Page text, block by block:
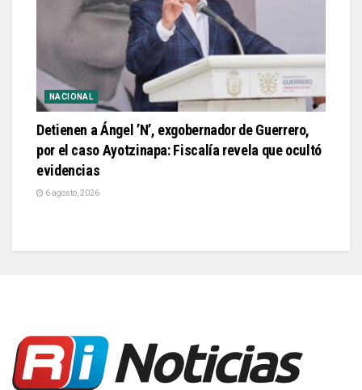
NACIONAL
Detienen a Ángel ’N’, exgobernador de Guerrero,
por el caso Ayotzinapa: Fiscalía revela que ocultó
evidencias
6 agosto, 2026